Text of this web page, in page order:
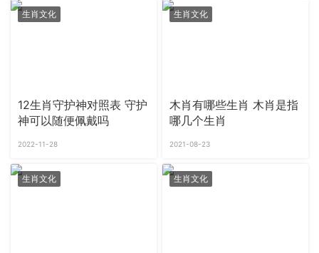
生肖文化
12生肖守护神对照表 守护
神可以随便佩戴吗
2022-11-28
生肖文化
木肖有哪些生肖 木肖是指
哪几个生肖
2021-08-23
生肖文化 生肖文化